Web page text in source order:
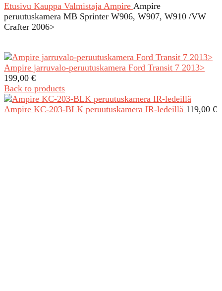
Etusivu Kauppa Valmistaja Ampire Ampire
peruutuskamera MB Sprinter W906, W907, W910 /VW
Crafter 2006>
Ampire jarruvalo-peruutuskamera Ford Transit 7 2013>
199,00 €
Back to products
Ampire KC-203-BLK peruutuskamera IR-ledeillä 119,00 €